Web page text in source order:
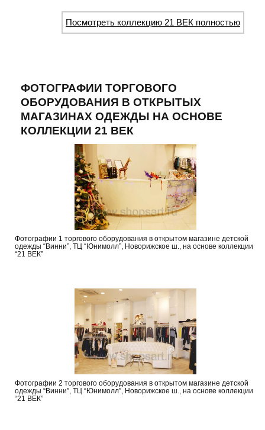
Посмотреть коллекцию 21 ВЕК полностью
ФОТОГРАФИИ ТОРГОВОГО
ОБОРУДОВАНИЯ В ОТКРЫТЫХ
МАГАЗИНАХ ОДЕЖДЫ НА ОСНОВЕ
КОЛЛЕКЦИИ 21 ВЕК
Фотографии 1 торгового оборудования в открытом магазине детской
одежды “Винни”, ТЦ “Юнимолл”, Новорижское ш., на основе коллекции
“21 ВЕК”
Фотографии 2 торгового оборудования в открытом магазине детской
одежды “Винни”, ТЦ “Юнимолл”, Новорижское ш., на основе коллекции
“21 ВЕК”